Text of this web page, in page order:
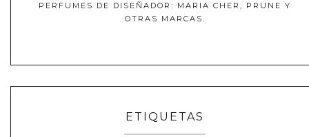
PERFUMES DE DISEÑADOR: MARIA CHER, PRUNE Y
OTRAS MARCAS.
ETIQUETAS